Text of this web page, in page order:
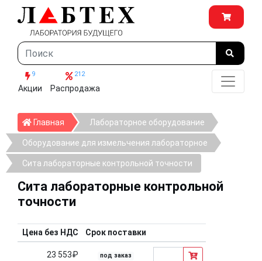
9
Акции
212
Распродажа
Главная ГлавнаяЛабораторное оборудование
Оборудование для измельчения лабораторное
Сита лабораторные контрольной точности
Сита лабораторные контрольной
точности
Цена без НДС Срок поставки
23 553₽ под заказ